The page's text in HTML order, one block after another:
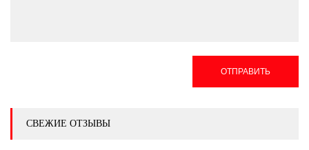
ОТПРАВИТЬ
СВЕЖИЕ ОТЗЫВЫ